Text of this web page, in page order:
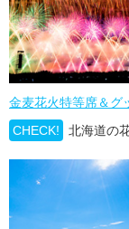
金麦花火特等席＆グ
CHECK!
北海道の